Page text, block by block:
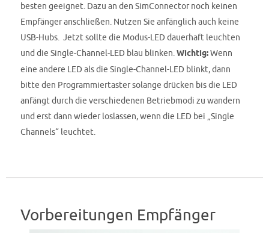
besten geeignet. Dazu an den SimConnector noch keinen
Empfänger anschließen. Nutzen Sie anfänglich auch keine
USB-Hubs. Jetzt sollte die Modus-LED dauerhaft leuchten
und die Single-Channel-LED blau blinken.Wichtig:Wenn
eine andere LED als die Single-Channel-LED blinkt, dann
bitte den Programmiertaster solange drücken bis die LED
anfängt durch die verschiedenen Betriebmodi zu wandern
und erst dann wieder loslassen, wenn die LED bei „Single
Channels“ leuchtet.
Vorbereitungen Empfänger